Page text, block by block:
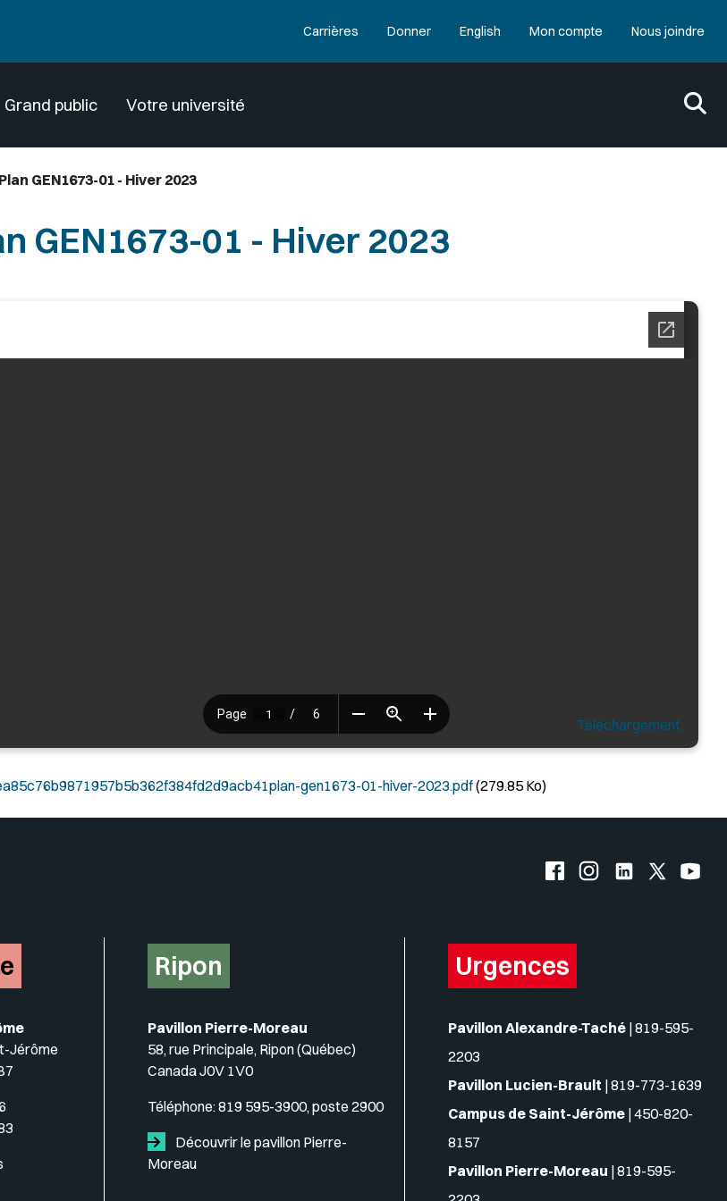
Carrières Donner English Mon compte Nous joindre
Grand public Votre université
Plan GEN1673-01 - Hiver 2023
GEN1673-01 - Hiver 2023
Téléchargement
gen1673-01-hiver-2023.pdf(279.85 Ko)
Facebook de l'UQO
Instagram de l'UQO
LinkedIn de
X
Jérôme
Ripon
Pavillon Pierre-Moreau
58, rue Principale, Ripon (Québec)
Canada J0V 1V0
Téléphone:819 595-3900, poste 2900
Découvrir le pavillon Pierre-
Moreau
Urgences
Pavillon Alexandre-Taché |819-595-
2203
Pavillon Lucien-Brault |819-773-1639
Campus de Saint-Jérôme |450-820-
8157
Pavillon Pierre-Moreau |819-595-